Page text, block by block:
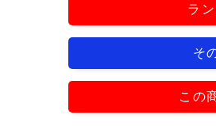
ラ
そ
この